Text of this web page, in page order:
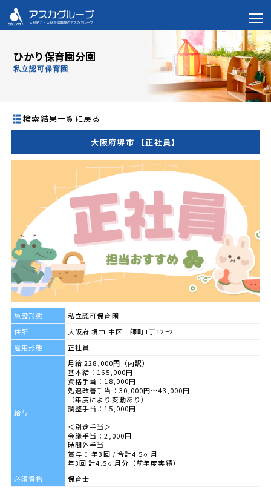
ひかり保育園分園
私立認可保育園
検索結果一覧に戻る
大阪府堺市 【正社員】
施設形態
私立認可保育園
住所
大阪府 堺市 中区土師町1丁12−2
雇用形態
正社員
給与
月給 228,000円（内訳）
基本給：165,000円
資格手当：18,000円
処遇改善手当：30,000円〜43,000円
（年度により変動あり）
調整手当：15,000円
＜別途手当＞
会議手当：2,000円
時間外手当
賞与： 年3回 / 合計4.5ヶ月
年3回 計4.5ヶ月分（前年度実績）
必須資格
保育士